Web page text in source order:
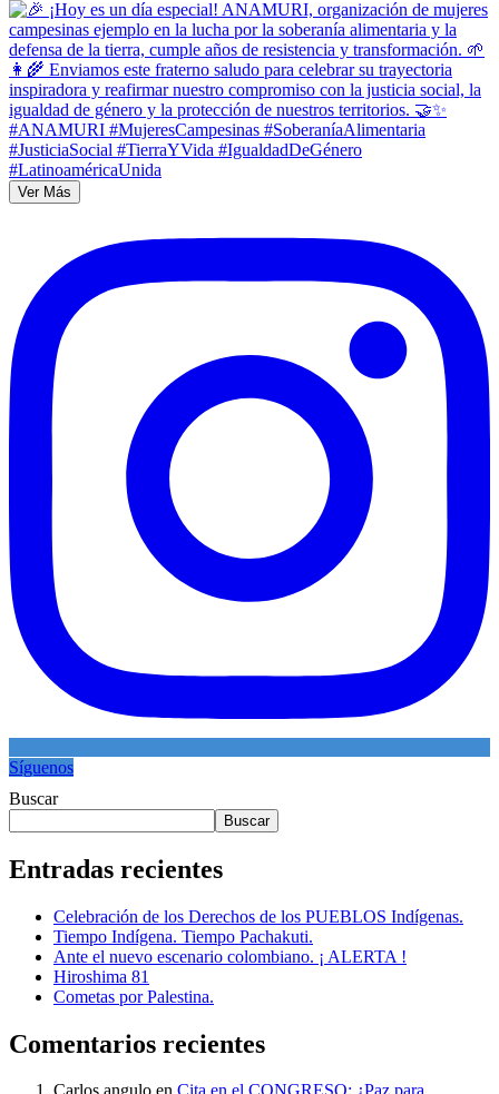
Ver Más
Síguenos
Buscar
Buscar
Entradas recientes
Celebración de los Derechos de los PUEBLOS Indígenas.
Tiempo Indígena. Tiempo Pachakuti.
Ante el nuevo escenario colombiano. ¡ ALERTA !
Hiroshima 81
Cometas por Palestina.
Comentarios recientes